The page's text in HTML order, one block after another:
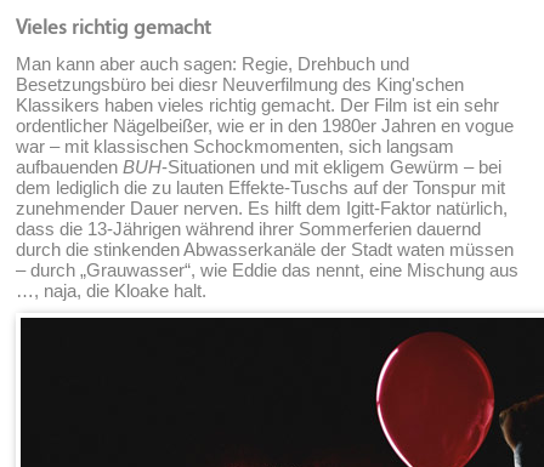
Vieles richtig gemacht
Man kann aber auch sagen: Regie, Drehbuch und
Besetzungsbüro bei diesr Neuverfilmung des King'schen
Klassikers haben vieles richtig gemacht. Der Film ist ein sehr
ordentlicher Nägelbeißer, wie er in den 1980er Jahren en vogue
war – mit klassischen Schockmomenten, sich langsam
aufbauendenBUH-Situationen und mit ekligem Gewürm – bei
dem lediglich die zu lauten Effekte-Tuschs auf der Tonspur mit
zunehmender Dauer nerven. Es hilft dem Igitt-Faktor natürlich,
dass die 13-Jährigen während ihrer Sommerferien dauernd
durch die stinkenden Abwasserkanäle der Stadt waten müssen
– durch „Grauwasser“, wie Eddie das nennt, eine Mischung aus
…, naja, die Kloake halt.